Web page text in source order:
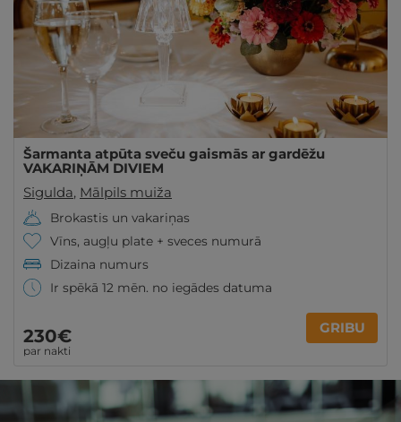
Šarmanta atpūta sveču gaismās ar gardēžu
VAKARIŅĀM DIVIEM
Sigulda, Mālpils muiža
Brokastis un vakariņas
Vīns, augļu plate + sveces numurā
Dizaina numurs
Ir spēkā 12 mēn. no iegādes datuma
230€
par nakti
GRIBU